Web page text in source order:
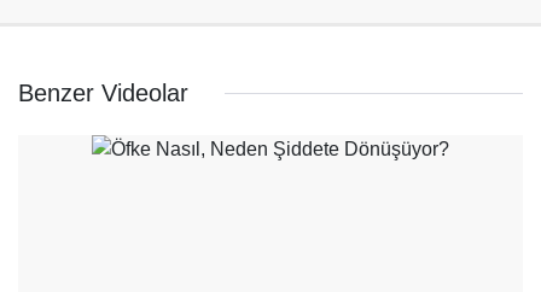
Benzer Videolar